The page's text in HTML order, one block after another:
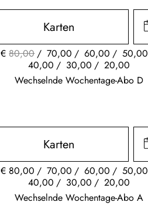
Karten
€80,00 70,00 60,00
50,00
40,00
30,00
20,00
Wechselnde Wochentage-Abo D
Karten
€ 80,00 70,00 60,00
50,00
40,00
30,00
20,00
Wechselnde Wochentage-Abo A